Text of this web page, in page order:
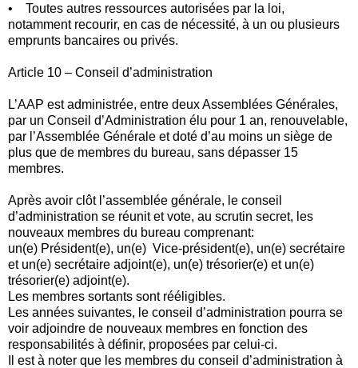
• Toutes autres ressources autorisées par la loi,
notamment recourir, en cas de nécessité, à un ou plusieurs
emprunts bancaires ou privés.
Article 10 – Conseil d’administration
L’AAP est administrée, entre deux Assemblées Générales,
par un Conseil d’Administration élu pour 1 an, renouvelable,
par l’Assemblée Générale et doté d’au moins un siège de
plus que de membres du bureau, sans dépasser 15
membres.
Après avoir clôt l’assemblée générale, le conseil
d’administration se réunit et vote, au scrutin secret, les
nouveaux membres du bureau comprenant:
un(e) Président(e), un(e) Vice-président(e), un(e) secrétaire
et un(e) secrétaire adjoint(e), un(e) trésorier(e) et un(e)
trésorier(e) adjoint(e).
Les membres sortants sont rééligibles.
Les années suivantes, le conseil d’administration pourra se
voir adjoindre de nouveaux membres en fonction des
responsabilités à définir, proposées par celui-ci.
Il est à noter que les membres du conseil d’administration à